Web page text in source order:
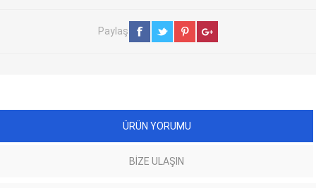
Paylaş
ÜRÜN YORUMU
BIZE ULAŞIN